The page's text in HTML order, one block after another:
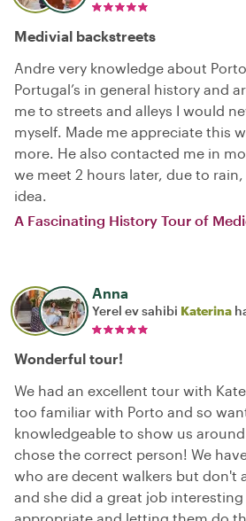
Medivial backstreets
Andre very knowledge about
Portugal’s in general history and
me to streets and alleys I would
myself. Made me appreciate this
more. He also contacted me in
we meet 2 hours later, due to
idea.
A Fascinating History Tour of
Anna
Yerel ev sahibi Katerina
Wonderful tour!
We had an excellent tour with
too familiar with Porto and so
knowledgeable to show us
chose the correct person! We
who are decent walkers but don't
and she did a great job